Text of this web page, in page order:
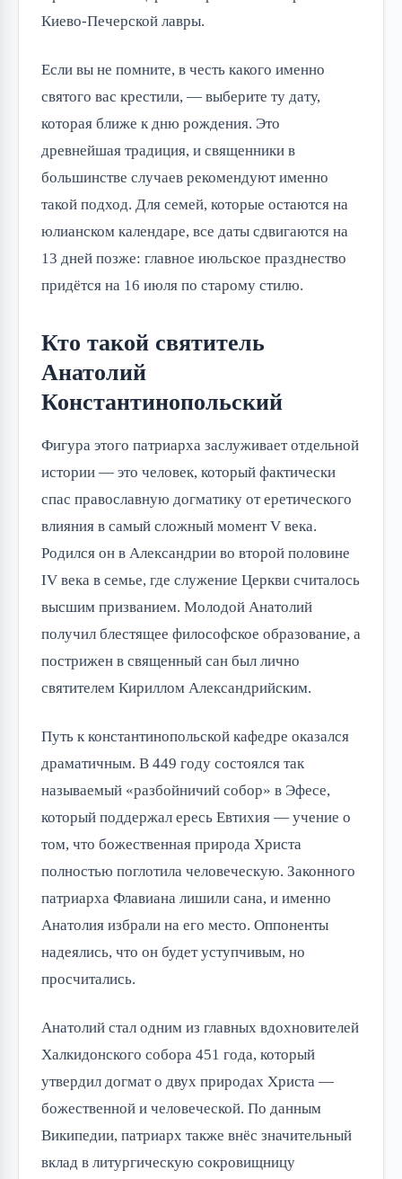
Киево-Печерской лавры.
Если вы не помните, в честь какого именно
святого вас крестили, — выберите ту дату,
которая ближе к дню рождения. Это
древнейшая традиция, и священники в
большинстве случаев рекомендуют именно
такой подход. Для семей, которые остаются на
юлианском календаре, все даты сдвигаются на
13 дней позже: главное июльское празднество
придётся на 16 июля по старому стилю.
Кто такой святитель
Анатолий
Константинопольский
Фигура этого патриарха заслуживает отдельной
истории — это человек, который фактически
спас православную догматику от еретического
влияния в самый сложный момент V века.
Родился он в Александрии во второй половине
IV века в семье, где служение Церкви считалось
высшим призванием. Молодой Анатолий
получил блестящее философское образование, а
пострижен в священный сан был лично
святителем Кириллом Александрийским.
Путь к константинопольской кафедре оказался
драматичным. В 449 году состоялся так
называемый «разбойничий собор» в Эфесе,
который поддержал ересь Евтихия — учение о
том, что божественная природа Христа
полностью поглотила человеческую. Законного
патриарха Флавиана лишили сана, и именно
Анатолия избрали на его место. Оппоненты
надеялись, что он будет уступчивым, но
просчитались.
Анатолий стал одним из главных вдохновителей
Халкидонского собора 451 года, который
утвердил догмат о двух природах Христа —
божественной и человеческой. По данным
Википедии, патриарх также внёс значительный
вклад в литургическую сокровищницу